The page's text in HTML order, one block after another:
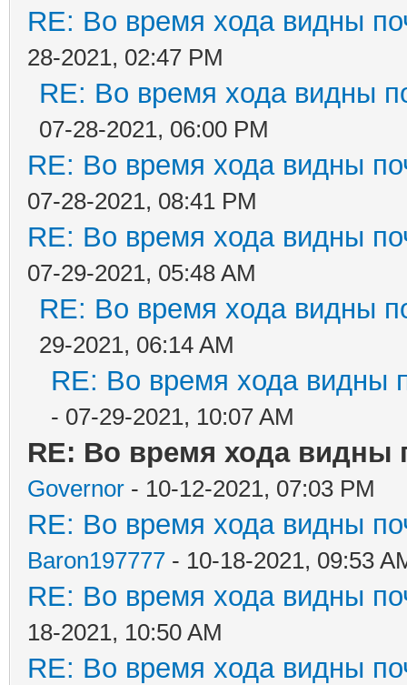
RE: Во время хода видны
28-2021, 02:47 PM
RE: Во время хода видны
07-28-2021, 06:00 PM
RE: Во время хода видны
07-28-2021, 08:41 PM
RE: Во время хода видны
07-29-2021, 05:48 AM
RE: Во время хода видны
29-2021, 06:14 AM
RE: Во время хода видны
- 07-29-2021, 10:07 AM
RE: Во время хода видны
Governor - 10-12-2021, 07:03 PM
RE: Во время хода видны
Baron197777 - 10-18-2021, 09:53
RE: Во время хода видны
18-2021, 10:50 AM
RE: Во время хода видны